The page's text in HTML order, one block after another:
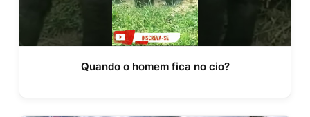
Quando o homem fica no cio?